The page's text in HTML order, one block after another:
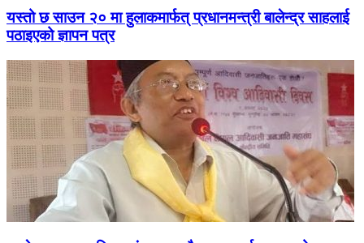
यस्तो छ साउन २० मा हुलाकमार्फत् प्रधानमन्त्री बालेन्द्र साहलाई
पठाइएको ज्ञापन पत्र